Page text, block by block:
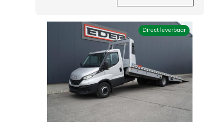
Direct leverbaar